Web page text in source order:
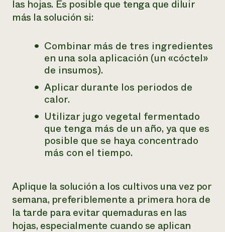
las hojas. Es posible que tenga que diluir
más la solución si:
Combinar más de tres ingredientes
en una sola aplicación (un «cóctel»
de insumos).
Aplicar durante los periodos de
calor.
Utilizar jugo vegetal fermentado
que tenga más de un año, ya que es
posible que se haya concentrado
más con el tiempo.
Aplique la solución a los cultivos una vez por
semana, preferiblemente a primera hora de
la tarde para evitar quemaduras en las
hojas, especialmente cuando se aplican